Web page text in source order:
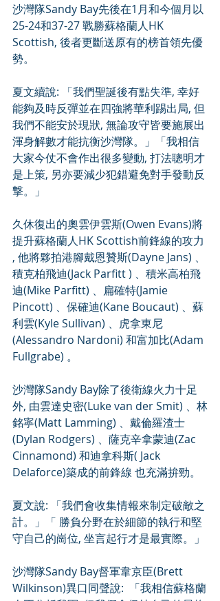
沙灣隊Sandy Bay先後在1月和今個月以
25-24和37-27 戰勝蘇格蘭人HK
Scottish, 後者更斷送原有的榜首領先優
勢。
夏文續說: 「我們聖誕後有點失準, 幸好
能夠及時反彈並在四強將華利踢出局, 但
我們不能安於現狀, 無論攻守皆要施展出
渾身解數才能抗衡沙灣隊。」「我相信
大家今仗不會作出很多變動, 打法聰明才
是上策, 另亦要減少犯錯避免對手發動反
撃。」
久休復出的奧雲伊雲斯(Owen Evans)將
提升蘇格蘭人HK Scottish前鋒線的攻力
, 他將夥拍港腳戴恩贊斯(Dayne Jans) 、
積克柏飛迪(Jack Parfitt ) 、積米高柏飛
迪(Mike Parfitt) 、扁確特(Jamie
Pincott) 、保確迪(Kane Boucaut) 、蘇
利雲(Kyle Sullivan) 、虎拿東尼
(Alessandro Nardoni) 和富加比(Adam
Fullgrabe) 。
沙灣隊Sandy Bay除了後衛線火力十足
外, 由雲達史密(Luke van der Smit) 、林
銘寧(Matt Lamming) 、戴倫羅渣士
(Dylan Rodgers) 、薩克辛拿蒙迪(Zac
Cinnamond) 和迪拿科斯( Jack
Delaforce)築成的前鋒線 也充滿拚勁。
夏文說: 「我們會收集情報來制定破敵之
計。」「 勝負分野在於細節的執行和堅
守自己的崗位, 坐言起行才是最實際。」
沙灣隊Sandy Bay督軍韋京臣(Brett
Wilkinson)異口同聲說:  「我相信蘇格蘭